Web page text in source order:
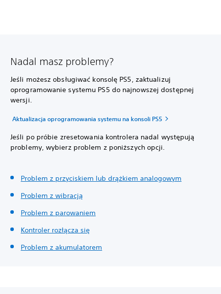
Nadal masz problemy?
Jeśli możesz obsługiwać konsolę PS5, zaktualizuj
oprogramowanie systemu PS5 do najnowszej dostępnej
wersji.
Aktualizacja oprogramowania systemu na konsoli PS5
Jeśli po próbie zresetowania kontrolera nadal występują
problemy, wybierz problem z poniższych opcji.
Problem z przyciskiem lub drążkiem analogowym
Problem z wibracją
Problem z parowaniem
Kontroler rozłącza się
Problem z akumulatorem